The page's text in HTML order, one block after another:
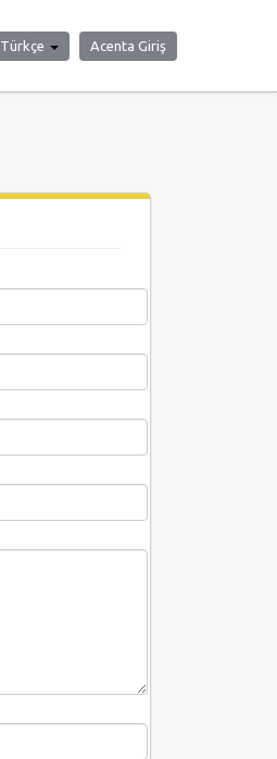
Acenta Giriş
Türkçe